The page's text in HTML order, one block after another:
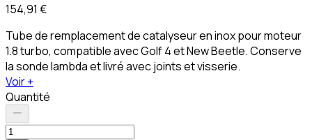
154,91 €
Tube de remplacement de catalyseur en inox pour moteur
1.8 turbo, compatible avec Golf 4 et New Beetle. Conserve
la sonde lambda et livré avec joints et visserie.
Voir +
Quantité